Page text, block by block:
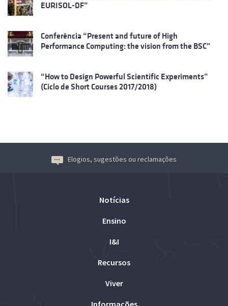
EURISOL-DF”
Conferência “Present and future of High
Performance Computing: the vision from the BSC”
“How to Design Powerful Scientific Experiments”
(Ciclo de Short Courses 2017/2018)
Elogios, sugestões ou reclamações
Notícias
Ensino
I&I
Recursos
Viver
Informações